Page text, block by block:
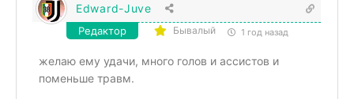
Edward-Juve
Редактор Бывалый 1 год назад
желаю ему удачи, много голов и ассистов и
поменьше травм.